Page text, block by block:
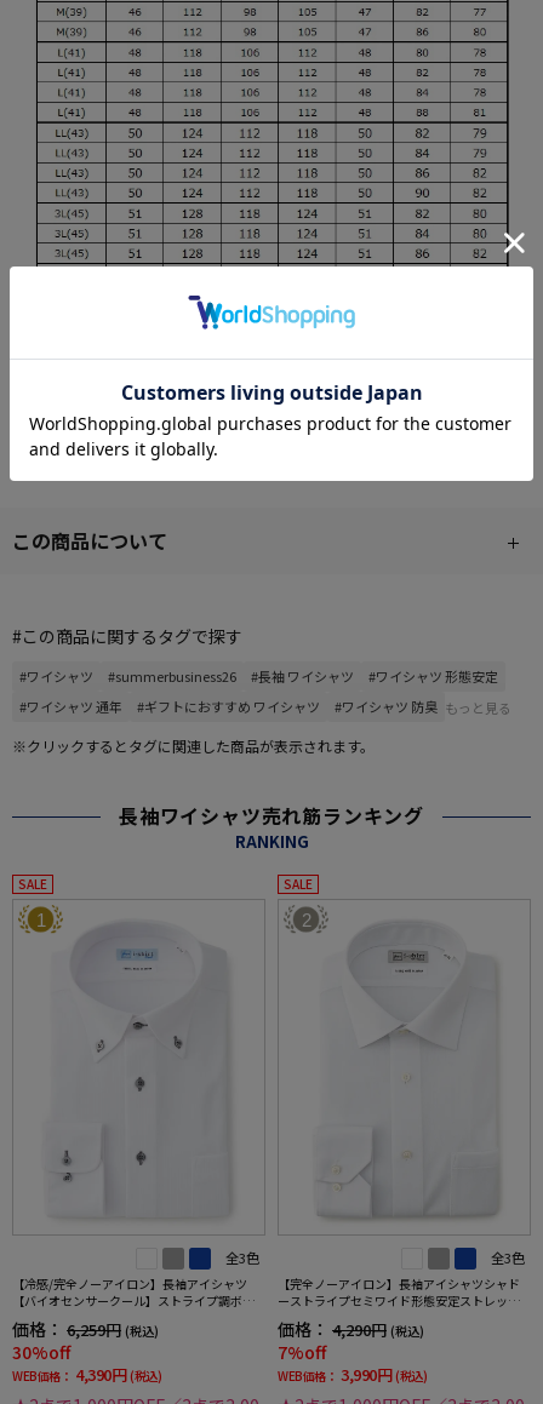
この商品について
#この商品に関するタグで探す
#ワイシャツ #summerbusiness26 #長袖 ワイシャツ
#ワイシャツ 形態安定
#ワイシャツ 通年
#ギフトにおすすめ ワイシャツ #ワイシャツ 防臭 もっと見る
※クリックするとタグに関連した商品が表示されます。
長袖ワイシャツ売れ筋ランキング
RANKING
SALE
1
全3色
【冷感/完全ノーアイロン】長袖アイシャツ
【バイオセンサークール】ストライプ調ボタ
ンダウンストライプ形態安定ストレッチ防汚
効果吸汗速乾ワイシャツ春夏
価格： 6,259円 (税込)
30%off
WEB価格： 4,390円 (税込)
SALE
2
全3色
【完全ノーアイロン】長袖アイシャツシャド
ーストライプセミワイド形態安定ストレッチ
吸汗速乾ワイシャツ通年
価格： 4,290円 (税込)
7%off
WEB価格： 3,990円 (税込)